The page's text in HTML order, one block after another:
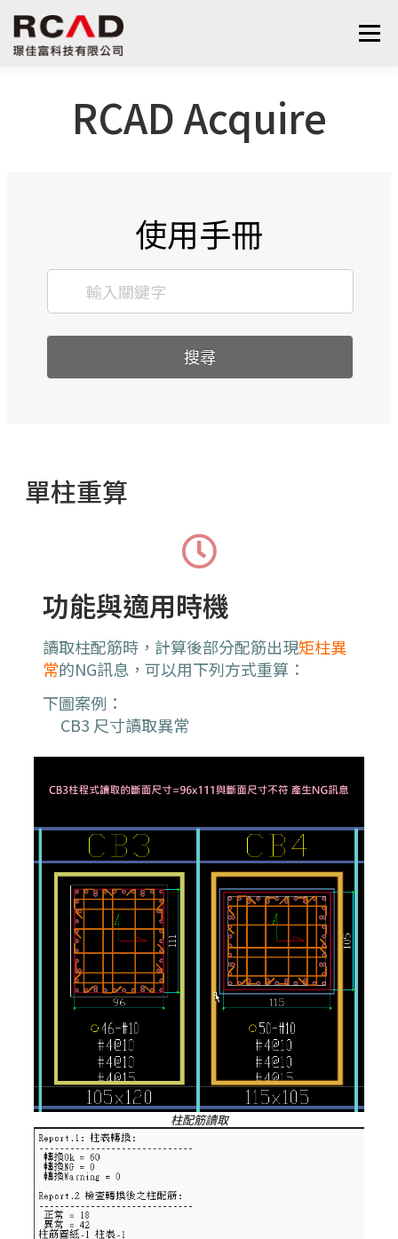
選單
RCAD Acquire
使用手冊
搜尋
單柱重算
功能與適用時機
讀取柱配筋時，計算後部分配筋出現矩柱異
常的NG訊息 ，可以用下列方式重算 ：
下圖案例：
CB3 尺寸讀取異常
柱配筋讀取